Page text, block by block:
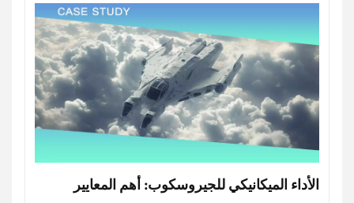
الأداء الميكانيكي للجيروسكوب: أهم المعايير